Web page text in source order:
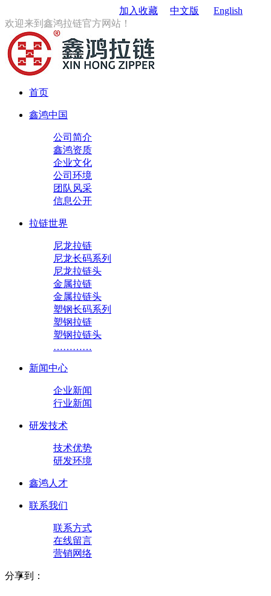
加入收藏 中文版
English
欢迎来到鑫鸿拉链官方网站！
首页
鑫鸿中国
公司简介
鑫鸿资质
企业文化
公司环境
团队风采
信息公开
拉链世界
尼龙拉链
尼龙长码系列
尼龙拉链头
金属拉链
金属拉链头
塑钢长码系列
塑钢拉链
塑钢拉链头
…………
新闻中心
企业新闻
行业新闻
研发技术
技术优势
研发环境
鑫鸿人才
联系我们
联系方式
在线留言
营销网络
分享到：